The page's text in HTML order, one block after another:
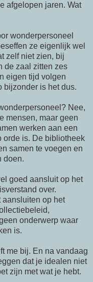
afgelopen jaren. Wat
wonderpersoneel
ze eigenlijk wel
zelf niet zien, bij
de zaal zitten zes
eigen tijd volgen
bijzonder is het dus.
Nee,
mensen, maar geen
werken aan een
orde is. De bibliotheek
samen te voegen en
doen.
goed aansluit op het
over.
op het
onderwerp waar
is.
me bij. En na vandaag
dat je idealen niet
zijn met wat je hebt.